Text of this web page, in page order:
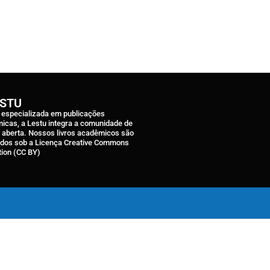
especializada em publicações
a Lestu integra a comunidade de
Nossos livros acadêmicos são
sob a Licença Creative Commons
(CC BY)